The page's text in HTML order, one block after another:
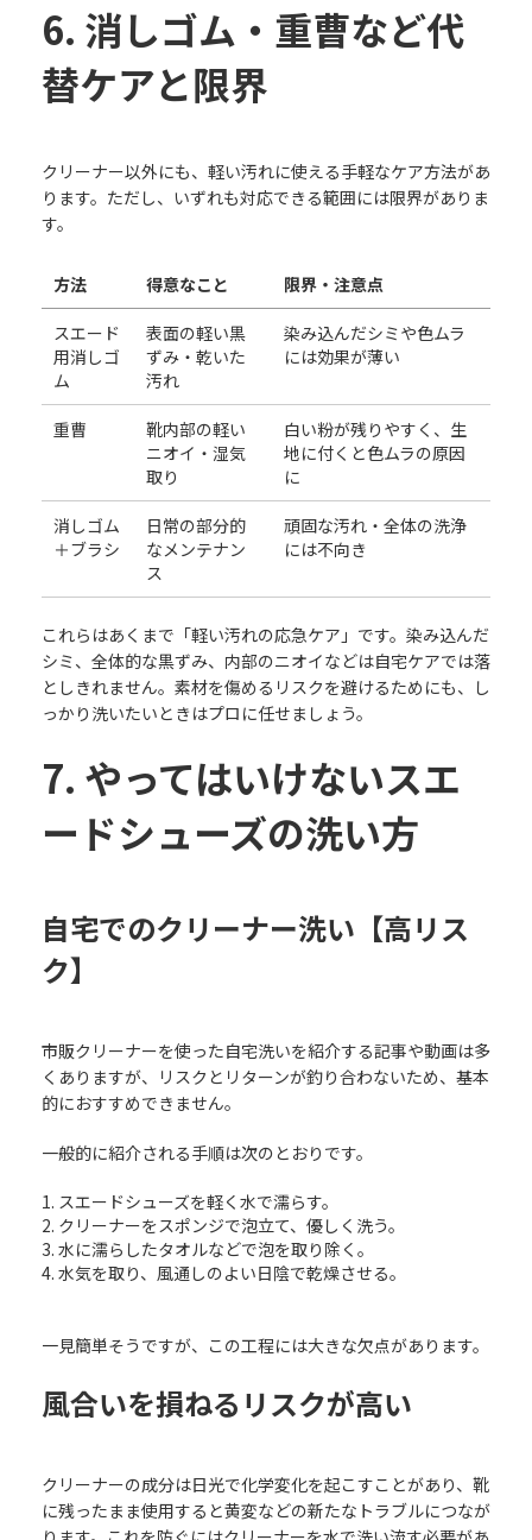
6. 消しゴム・重曹など代
替ケアと限界
クリーナー以外にも、軽い汚れに使える手軽なケア方法があ
ります。ただし、いずれも対応できる範囲には限界がありま
す。
方法 得意なこと 限界・注意点
スエード
用消しゴ
ム
表面の軽い黒
ずみ・乾いた
汚れ
染み込んだシミや色ムラ
には効果が薄い
重曹
靴内部の軽い
ニオイ・湿気
取り
白い粉が残りやすく、生
地に付くと色ムラの原因
に
消しゴム
＋ブラシ
日常の部分的
なメンテナン
ス
頑固な汚れ・全体の洗浄
には不向き
これらはあくまで「軽い汚れの応急ケア」です。染み込んだ
シミ、全体的な黒ずみ、内部のニオイなどは自宅ケアでは落
としきれません。素材を傷めるリスクを避けるためにも、し
っかり洗いたいときはプロに任せましょう。
7. やってはいけないスエ
ードシューズの洗い方
自宅でのクリーナー洗い【高リス
ク】
市販クリーナーを使った自宅洗いを紹介する記事や動画は多
くありますが、リスクとリターンが釣り合わないため、基本
的におすすめできません。
一般的に紹介される手順は次のとおりです。
スエードシューズを軽く水で濡らす。
クリーナーをスポンジで泡立て、優しく洗う。
水に濡らしたタオルなどで泡を取り除く。
水気を取り、風通しのよい日陰で乾燥させる。
一見簡単そうですが、この工程には大きな欠点があります。
風合いを損ねるリスクが高い
クリーナーの成分は日光で化学変化を起こすことがあり、靴
に残ったまま使用すると黄変などの新たなトラブルにつなが